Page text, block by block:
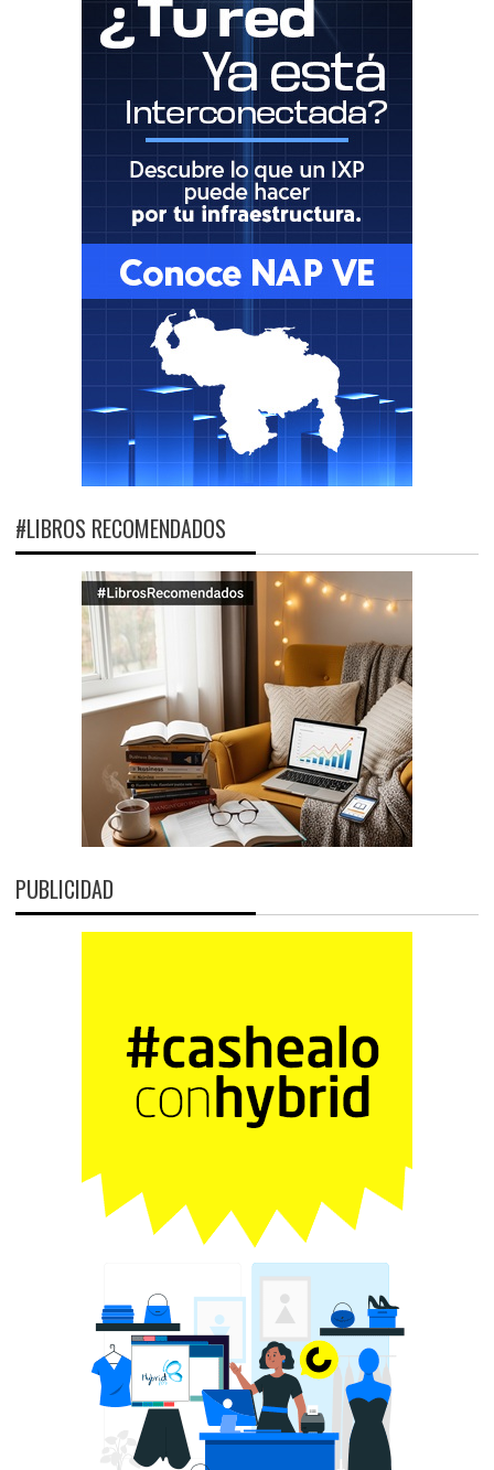
#LIBROS RECOMENDADOS
PUBLICIDAD